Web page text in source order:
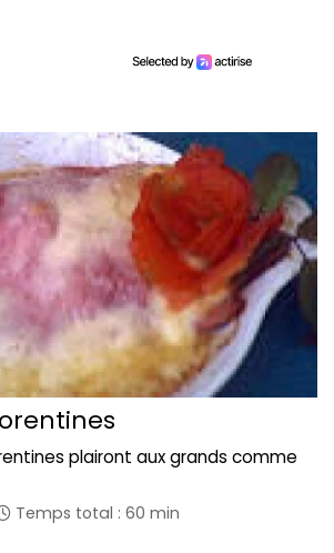
plairont aux grands comme
Temps total : 60 min